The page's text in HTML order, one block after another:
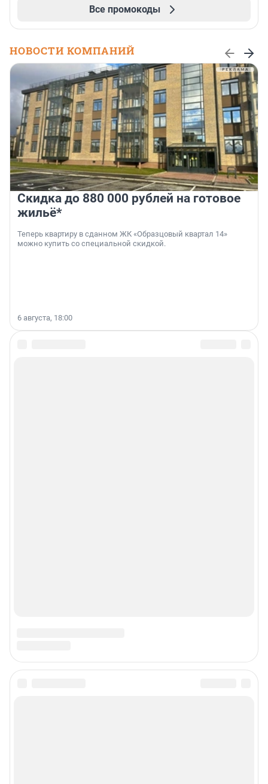
Все промокоды
НОВОСТИ КОМПАНИЙ
Скидка до 880 000 рублей на готовое
жильё*
Теперь квартиру в сданном ЖК «Образцовый квартал 14»
можно купить со специальной скидкой.
6 августа, 18:00